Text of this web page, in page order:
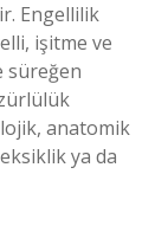
Engellilik
işitme ve
süreğen
anatomik
ya da